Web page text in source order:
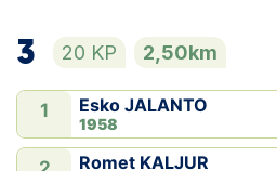
3 20 KP 2,50km
1 Esko JALANTO
1958
Romet KALJUR